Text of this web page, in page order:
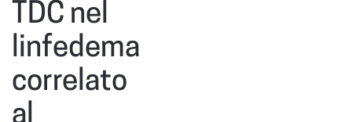
TDC nel
linfedema
correlato
al